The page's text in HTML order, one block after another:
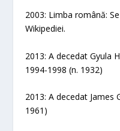
2003: Limba română:
Wikipediei.
2013: A decedat Gyula
1994-1998 (n. 1932)
2013: A decedat James
1961)